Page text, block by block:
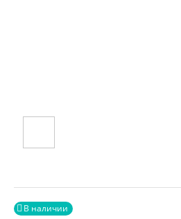
В наличии
